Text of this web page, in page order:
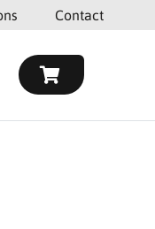
Contact